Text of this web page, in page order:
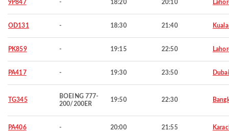
9P847 - 18:20 20:10
OD131 - 18:30 21:40
PK859 - 19:15 22:50
PA417 - 19:30 23:50 Dubai
TG345
BOEING 777-
200/200ER
19:50 22:30
PA406 - 20:00 21:55